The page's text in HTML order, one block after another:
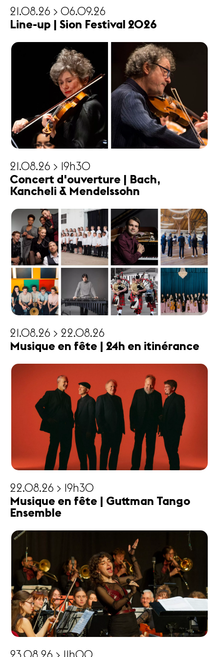
21.08.26 > 06.09.26
Line-up | Sion Festival 2026
21.08.26 > 19h30
Concert d'ouverture | Bach,
Kancheli & Mendelssohn
21.08.26 > 22.08.26
Musique en fête | 24h en itinérance
22.08.26 > 19h30
Musique en fête | Guttman Tango
Ensemble